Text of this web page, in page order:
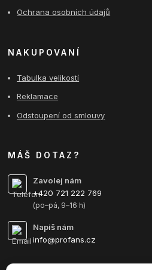
Ochrana osobních údajů
NAKUPOVANÍ
Tabulka velikostí
Reklamace
Odstoupení od smlouvy
MÁŠ DOTAZ?
Zavolej nám
+420 721 222 769
(po–pá, 9–16 h)
Napiš nám
info@profans.cz